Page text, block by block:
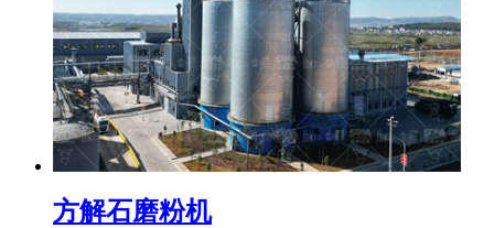
方解石磨粉机